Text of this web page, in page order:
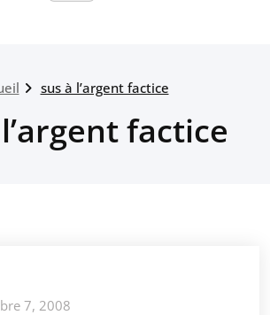
sus à l’argent factice
factice
7, 2008